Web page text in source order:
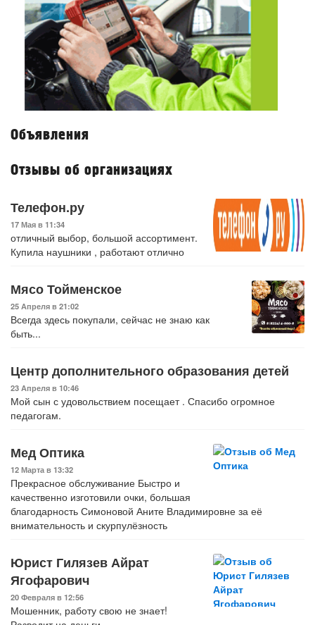
Объявления
Отзывы об организациях
Телефон.ру
17 Мая в 11:34
отличный выбор, большой ассортимент.
Купила наушники , работают отлично
Мясо Тойменское
25 Апреля в 21:02
Всегда здесь покупали, сейчас не знаю как
быть...
Центр дополнительного образования детей
23 Апреля в 10:46
Мой сын с удовольствием посещает . Спасибо огромное
педагогам.
Мед Оптика
12 Марта в 13:32
Прекрасное обслуживание Быстро и
качественно изготовили очки, большая
благодарность Симоновой Аните Владимировне за её
внимательность и скурпулёзность
Юрист Гилязев Айрат
Ягофарович
20 Февраля в 12:56
Мошенник, работу свою не знает!